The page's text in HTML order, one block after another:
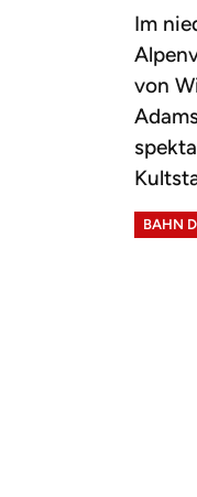
Im
von
BAHN